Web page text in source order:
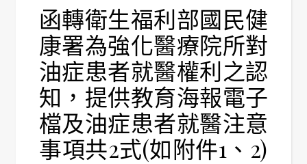
函轉衛生福利部國民健
康署為強化醫療院所對
油症患者就醫權利之認
知，提供教育海報電子
檔及油症患者就醫注意
事項共2式(如附件1、2)